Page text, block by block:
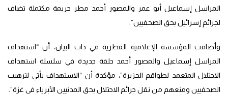
المراسل إسماعيل أبو عمر والمصور أحمد مطر جريمة مكتملة تضاف
لجرائم إسرائيل بحق الصحفيين”.
وأضافت المؤسسة الإعلامية القطرية في ذات البيان، أن “استهداف
المراسل إسماعيل والمصور أحمد حلقة جديدة في سلسلة استهداف
الاحتلال المتعمد لطواقم الجزيرة”، مؤكدة أن “الاستهداف يأتي لترهيب
الصحفيين ومنعهم من نقل جرائم الاحتلال بحق المدنيين الأبرياء في غزة”.